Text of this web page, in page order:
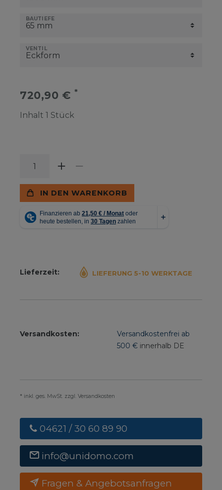
BAUTIEFE
VENTIL
720,90 € *
Inhalt 1 Stück
IN DEN WARENKORB
Lieferzeit: LIEFERUNG 5-10 WERKTAGE
Versandkosten:
Versandkostenfrei ab
500 € innerhalb DE
* inkl. ges. MwSt. zzgl. Versandkosten
04621 / 30 60 89 90
info@unidomo.com
Fragen & Angebotsanfragen